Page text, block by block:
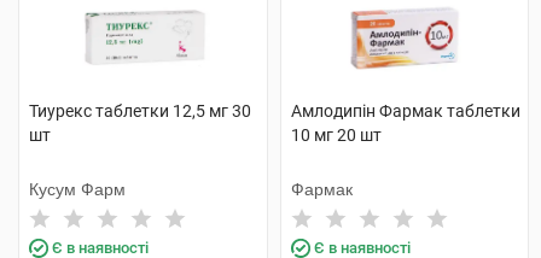
Тиурекс таблетки 12,5 мг 30
шт
Кусум Фарм
Є в наявності
Амлодипін Фармак таблетки
10 мг 20 шт
Фармак
Є в наявності